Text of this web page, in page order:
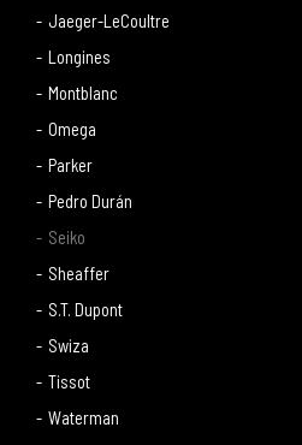
Jaeger-LeCoultre
Longines
Montblanc
Omega
Parker
Pedro Durán
Seiko
Sheaffer
S.T. Dupont
Swiza
Tissot
Waterman